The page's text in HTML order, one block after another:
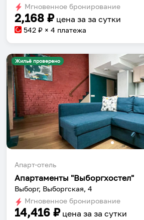
changing
dates.
changing
dates.
Мгновенное бронирование
2,168 ₽ цена за за сутки
542 ₽ × 4 платежа
Жильё проверено
Апарт-отель
Апартаменты "Выборгхостел"
Выборг, Выборгская, 4
Мгновенное бронирование
14,416 ₽ цена за за сутки